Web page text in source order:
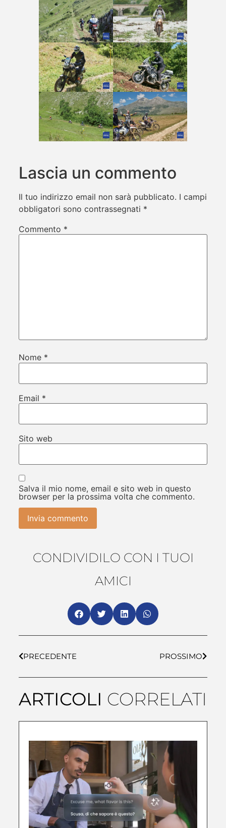
Lascia un commento
Il tuo indirizzo email non sarà pubblicato. I campi
obbligatori sono contrassegnati *
Commento *
Nome *
Email *
Sito web
Salva il mio nome, email e sito web in questo
browser per la prossima volta che commento.
CONDIVIDILO CON I TUOI
AMICI
PRECEDENTE PROSSIMO
ARTICOLI CORRELATI